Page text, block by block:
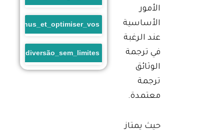
الأمور
الأساسية
عند الرغبة
في ترجمة
الوثائق
ترجمة
معتمدة.
حيث يمتاز